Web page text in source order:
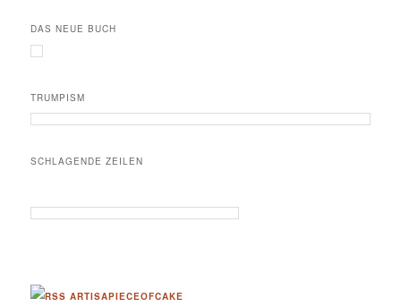
DAS NEUE BUCH
TRUMPISM
SCHLAGENDE ZEILEN
ARTISAPIECEOFCAKE